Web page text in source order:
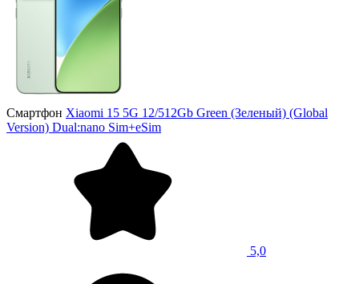
Смартфон Xiaomi 15 5G 12/512Gb Green (Зеленый) (Global
Version) Dual:nano Sim+eSim
5,0